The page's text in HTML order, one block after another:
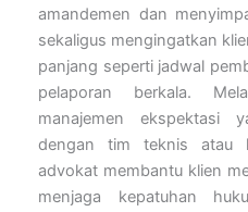
amandemen dan
sekaligus mengingatkan
panjang seperti jadwal
pelaporan berkala.
manajemen ekspektasi
dengan tim teknis atau
advokat membantu klien
menjaga kepatuhan